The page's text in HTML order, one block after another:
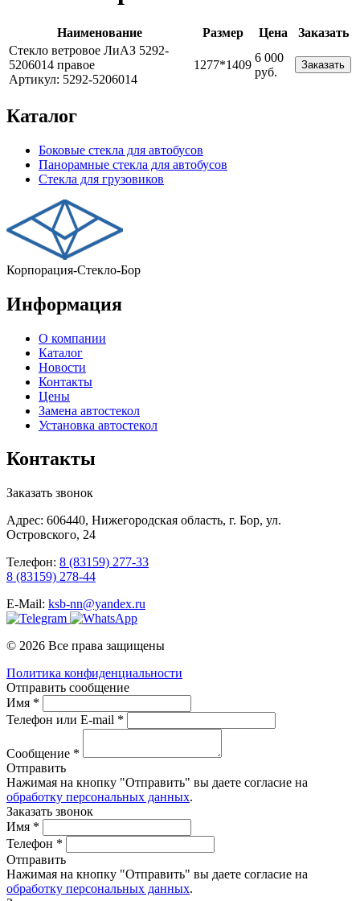
Наименование Размер Цена
Заказать
Стекло ветровое ЛиАЗ 5292-
5206014 правое
Артикул: 5292-5206014
1277*1409
6 000
руб.
Заказать
Каталог
Боковые стекла для автобусов
Панорамные стекла для автобусов
Стекла для грузовиков
Корпорация-Стекло-Бор
Информация
О компании
Каталог
Новости
Контакты
Цены
Замена автостекол
Установка автостекол
Контакты
Заказать звонок
Адрес: 606440, Нижегородская область, г. Бор, ул.
Островского, 24
Телефон: 8 (83159) 277-33
8 (83159) 278-44
E-Mail: ksb-nn@yandex.ru
© 2026 Все права защищены
Политика конфиденциальности
Отправить сообщение
Имя *
Телефон или E-mail *
Сообщение *
Отправить
Нажимая на кнопку "Отправить" вы даете согласие на
обработку персональных данных.
Заказать звонок
Имя *
Телефон *
Отправить
Нажимая на кнопку "Отправить" вы даете согласие на
обработку персональных данных.